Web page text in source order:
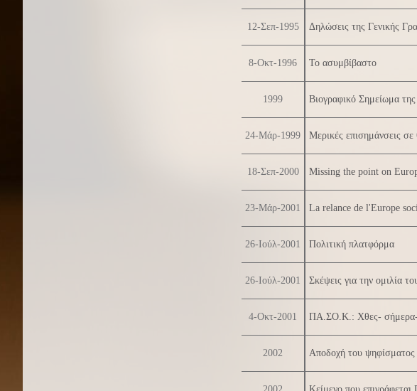
12-Σεπ-1995 Δηλώσεις της Γενικής
8-Οκτ-1996 Το ασυμβίβαστο
1999 Βιογραφικό Σημείωμα
24-Μάρ-1999 Μερικές επισημάνσεις
18-Σεπ-2000 Missing the point on
23-Μάρ-2001 La relance de l'Europe
26-Ιούλ-2001 Πολιτική πλατφόρμα
26-Ιούλ-2001 Σκέψεις για την ομιλία
4-Οκτ-2001 ΠΑ.ΣΟ.Κ.: Χθες- σήμερα-
2002 Αποδοχή του